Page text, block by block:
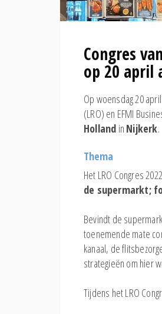
Congres
op 20 april
Op woensdag 20
(LRO) en EFMI
Holland in Nijkerk.
Thema
Het LRO Congres
de supermarkt;
Bevindt de
toenemende mate
kanaal, de
strategieën om hier
Tijdens het LRO